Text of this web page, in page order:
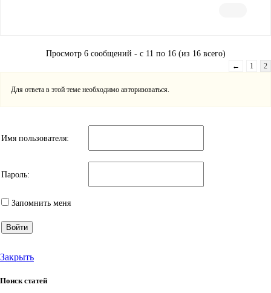
Просмотр 6 сообщений - с 11 по 16 (из 16 всего)
← 1 2
Для ответа в этой теме необходимо авторизоваться.
Имя пользователя:
Пароль:
Запомнить меня
Войти
Закрыть
Поиск статей